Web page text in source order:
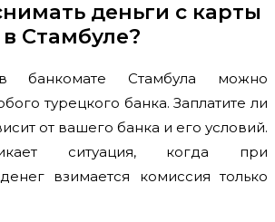
деньги с карты
в Стамбуле?
банкомате Стамбула можно
турецкого банка. Заплатите ли
от вашего банка и его условий.
ситуация, когда при
взимается комиссия только